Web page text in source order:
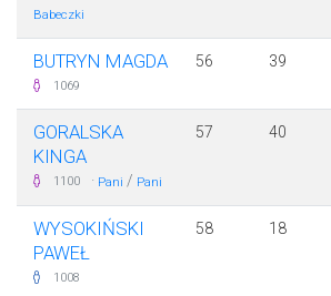
Babeczki
BUTRYN MAGDA
1069
56 39
GORALSKA
KINGA
1100 · Pani / Pani
57 40
WYSOKIŃSKI
PAWEŁ
1008
58 18